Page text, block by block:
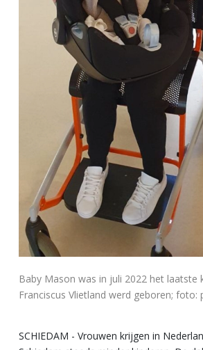
Baby Mason was in juli 2022 het laatste
Franciscus Vlietland werd geboren; foto:
SCHIEDAM - Vrouwen krijgen in